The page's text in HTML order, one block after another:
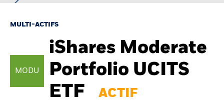
iShares
MULTI-ACTIFS
MODU
iShares Moderate
Portfolio UCITS
ETF
ACTIF